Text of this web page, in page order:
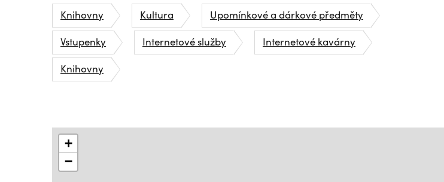
Knihovny Kultura
Upomínkové a dárkové předměty
Vstupenky
Internetové služby
Internetové kavárny
Knihovny
+
−